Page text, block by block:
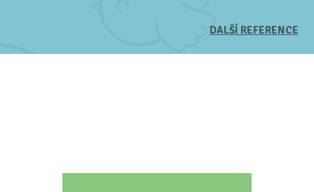
DALŠÍ REFERENCE